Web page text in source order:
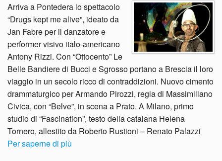
Arriva a Pontedera lo spettacolo
“Drugs kept me alive”, ideato da
Jan Fabre per il danzatore e
performer visivo italo-americano
Antony Rizzi. Con “Ottocento” Le
Belle Bandiere di Bucci e Sgrosso portano a Brescia il loro
viaggio in un secolo ricco di contraddizioni. Nuovo cimento
drammaturgico per Armando Pirozzi, regia di Massimiliano
Civica, con “Belve”, in scena a Prato. A Milano, primo
studio di “Fascination”, testo della catalana Helena
Tornero, allestito da Roberto Rustioni – Renato Palazzi
Per saperne di più